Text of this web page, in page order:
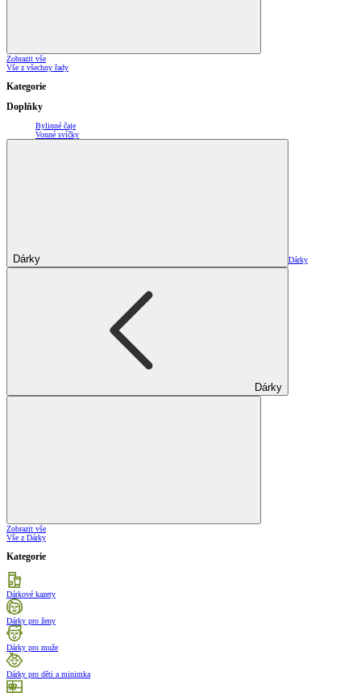
Zobrazit vše
Vše z všechny řady
Kategorie
Doplňky
Bylinné čaje
Vonné svíčky
Dárky Dárky
Dárky
Zobrazit vše
Vše z Dárky
Kategorie
Dárkové kazety
Dárky pro ženy
Dárky pro muže
Dárky pro děti a minimka